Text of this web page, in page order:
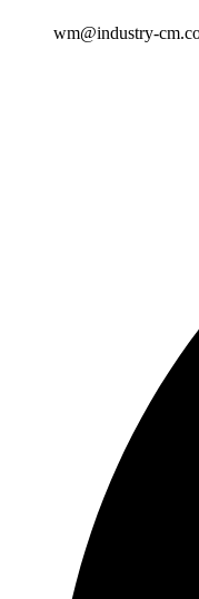
wm@industry-